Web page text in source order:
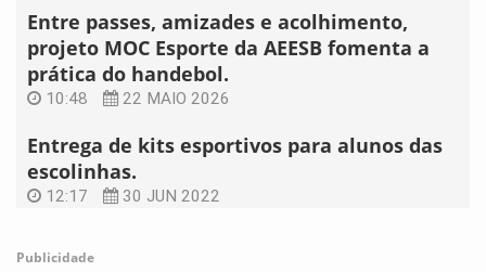
Entre passes, amizades e acolhimento,
projeto MOC Esporte da AEESB fomenta a
prática do handebol.
10:48 22 MAIO 2026
Entrega de kits esportivos para alunos das
escolinhas.
12:17 30 JUN 2022
Publicidade